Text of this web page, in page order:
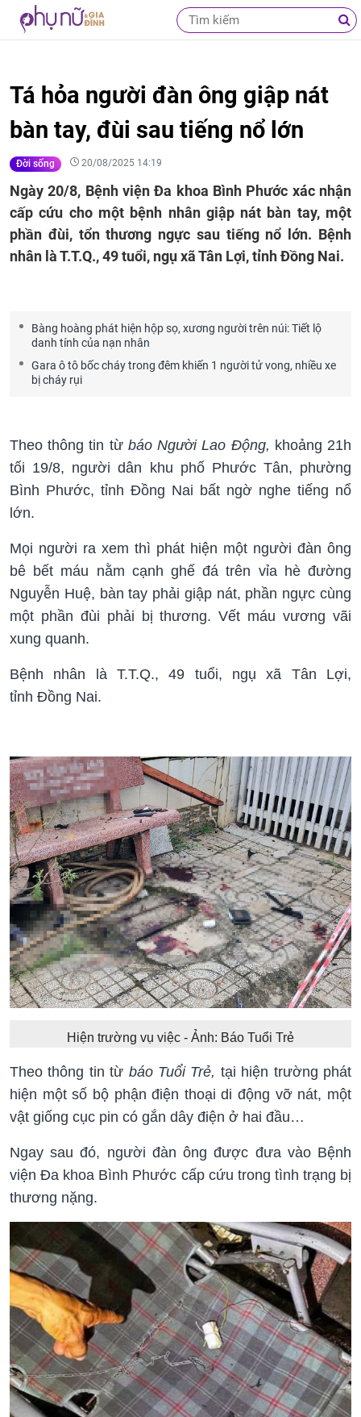
Tá hỏa người đàn ông giập nát
bàn tay, đùi sau tiếng nổ lớn
Đời sống 20/08/2025 14:19
Ngày 20/8, Bệnh viện Đa khoa Bình Phước xác nhận
cấp cứu cho một bệnh nhân giập nát bàn tay, một
phần đùi, tổn thương ngực sau tiếng nổ lớn. Bệnh
nhân là T.T.Q., 49 tuổi, ngụ xã Tân Lợi, tỉnh Đồng Nai.
Bàng hoàng phát hiện hộp sọ, xương người trên núi: Tiết lộ
danh tính của nạn nhân
Gara ô tô bốc cháy trong đêm khiến 1 người tử vong, nhiều xe
bị cháy rụi
Theo thông tin từbáo Người Lao Động, khoảng 21h
tối 19/8, người dân khu phố Phước Tân, phường
Bình Phước, tỉnh Đồng Nai bất ngờ nghe tiếng nổ
lớn.
Mọi người ra xem thì phát hiện một người đàn ông
bê bết máu nằm cạnh ghế đá trên vỉa hè đường
Nguyễn Huệ, bàn tay phải giập nát, phần ngực cùng
một phần đùi phải bị thương. Vết máu vương vãi
xung quanh.
Bệnh nhân là T.T.Q., 49 tuổi, ngụ xã Tân Lợi,
tỉnh Đồng Nai.
Hiện trường vụ việc - Ảnh: Báo Tuổi Trẻ
Theo thông tin từ báo Tuổi Trẻ, tại hiện trường phát
hiện một số bộ phận điện thoại di động vỡ nát, một
vật giống cục pin có gắn dây điện ở hai đầu…
Ngay sau đó, người đàn ông được đưa vào Bệnh
viện Đa khoa Bình Phước cấp cứu trong tình trạng bị
thương nặng.